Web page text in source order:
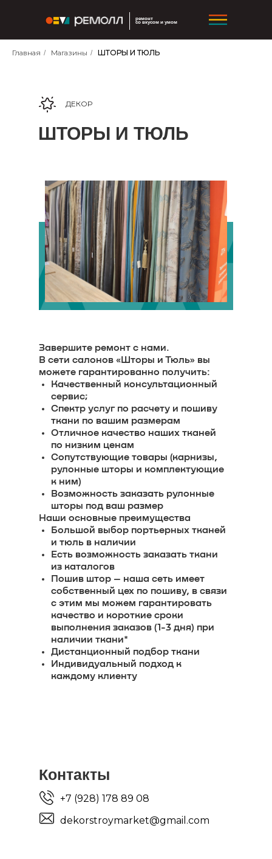
ремонт
со вкусом и умом
Главная / Магазины / ШТОРЫ И ТЮЛЬ
ШТОРЫ И ТЮЛЬ
Завершите ремонт с нами.
В сети салонов «Шторы и Тюль» вы
можете гарантированно получить:
Качественный консультационный
сервис;
Спектр услуг по расчету и пошиву
ткани по вашим размерам
Отличное качество наших тканей
по низким ценам
Сопутствующие товары (карнизы,
рулонные шторы и комплектующие
к ним)
Возможность заказать рулонные
шторы под ваш размер
Наши основные преимущества
Большой выбор портьерных тканей
и тюль в наличии
Есть возможность заказать ткани
из каталогов
Пошив штор – наша сеть имеет
собственный цех по пошиву, в связи
с этим мы можем гарантировать
качество и короткие сроки
выполнения заказов (1-3 дня) при
наличии ткани*
Дистанционный подбор ткани
Индивидуальный подход к
каждому клиенту
ДЕКОР
Контакты
+7 (928) 178 89 08
dekorstroymarket@gmail.com